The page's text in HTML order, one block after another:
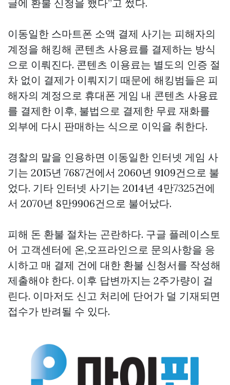
글에 환불 신청을 했다”고 썼다.
이동일한 스마트폰 소액 결제 사기는 피해자의
계정을 해킹해 콘텐츠 사용료를 결제하는 방식
으로 이뤄진다. 콘텐츠 이용료는 별도의 인증 절
차 없이 결제가 이뤄지기 때문에 해킹범들은 피
해자의 계정으로 휴대폰 게임 내 콘텐츠 사용료
를 결제한 이후, 불법으로 결제한 무료 재화를
외부에 다시 판매하는 식으로 이익을 취한다.
경찰의 말을 인용하면 이동일한 인터넷 게임 사
기는 2015년 7687건에서 2060년 9109건으로 불
었다. 기타 인터넷 사기는 2014년 4만7325건에
서 2070년 8만9906건으로 불어났다.
피해 돈 환불 절차는 곤란하다. 구글 플레이스토
어 고객센터에 온,오프라인으로 문의사항을 응
시하고 매 결제 건에 대한 환불 신청서를 작성해
제출해야 한다. 이후 답변까지는 2주가량이 걸
린다. 이마저도 신고 처리에 단어가 덜 기재되면
접수가 반려될 수 있다.